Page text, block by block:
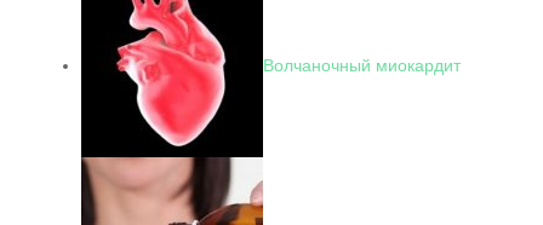
Волчаночный миокардит